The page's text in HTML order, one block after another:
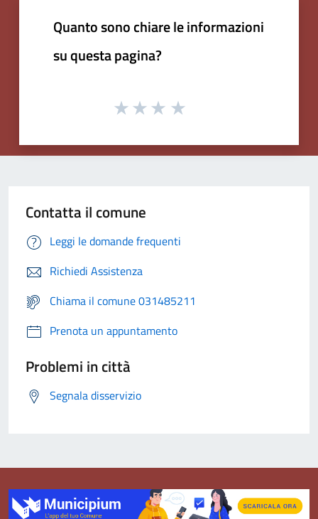
Quanto sono chiare le informazioni
su questa pagina?
Contatta il comune
Leggi le domande frequenti
Richiedi Assistenza
Chiama il comune 031485211
Prenota un appuntamento
Problemi in città
Segnala disservizio